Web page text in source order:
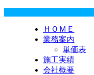
ＨＯＭＥ
業務案内
単価表
施工実績
会社概要